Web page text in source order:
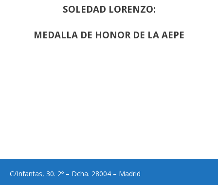
SOLEDAD LORENZO:
MEDALLA DE HONOR DE LA AEPE
C/Infantas, 30. 2º – Dcha. 28004 – Madrid